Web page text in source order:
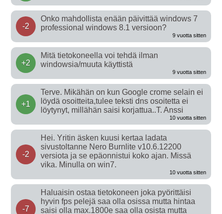
-2
Onko mahdollista enään päivittää windows 7
professional windows 8.1 versioon?
9 vuotta sitten
+2
Mitä tietokoneella voi tehdä ilman
windowsia/muuta käyttistä
9 vuotta sitten
+1
Terve. Mikähän on kun Google crome selain ei
löydä osoitteita,tulee teksti dns osoitetta ei
löytynyt, millähän saisi korjattua..T. Anssi
10 vuotta sitten
-2
Hei. Yritin äsken kuusi kertaa ladata
sivustoltanne Nero Burnlite v10.6.12200
versiota ja se epäonnistui koko ajan. Missä
vika. Minulla on win7.
10 vuotta sitten
-7
Haluaisin ostaa tietokoneen joka pyörittäisi
hyvin fps pelejä saa olla osissa mutta hintaa
saisi olla max.1800e saa olla osista mutta